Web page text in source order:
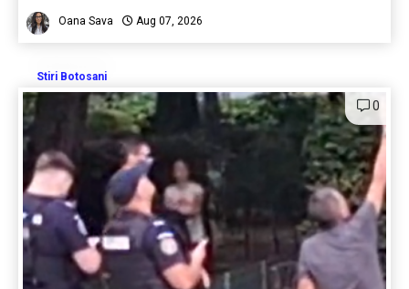
Oana Sava Aug 07, 2026
Stiri Botosani
0